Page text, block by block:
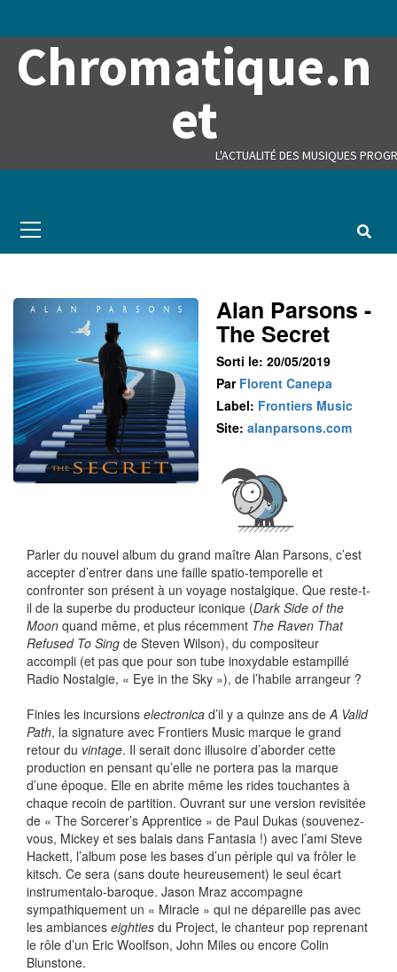
Chromatique.n
et
L'ACTUALITÉ DES MUSIQUES
Menu
Alan Parsons -
The Secret
Sorti le: 20/05/2019
Par Florent Canepa
Label: Frontiers Music
Site: alanparsons.com
Parler du nouvel album du grand maître Alan Parsons, c’est
accepter d’entrer dans une faille spatio-temporelle et
confronter son présent à un voyage nostalgique. Que reste-t-
il de la superbe du producteur iconique (Dark Side of the
Moon quand même, et plus récemment The Raven That
Refused To Sing de Steven Wilson), du compositeur
accompli (et pas que pour son tube inoxydable estampillé
Radio Nostalgie, « Eye in the Sky »), de l’habile arrangeur ?
Finies les incursions electronica d’il y a quinze ans deA Valid
Path, la signature avec Frontiers Music marque le grand
retour du vintage. Il serait donc illusoire d’aborder cette
production en pensant qu’elle ne portera pas la marque
d’une époque. Elle en abrite même les rides touchantes à
chaque recoin de partition. Ouvrant sur une version revisitée
de « The Sorcerer’s Apprentice » de Paul Dukas (souvenez-
vous, Mickey et ses balais dans Fantasia !) avec l’ami Steve
Hackett, l’album pose les bases d’un périple qui va frôler le
kitsch. Ce sera (sans doute heureusement) le seul écart
instrumentalo-baroque. Jason Mraz accompagne
sympathiquement un « Miracle » qui ne dépareille pas avec
les ambiances eighties du Project, le chanteur pop reprenant
le rôle d’un Eric Woolfson, John Miles ou encore Colin
Blunstone.